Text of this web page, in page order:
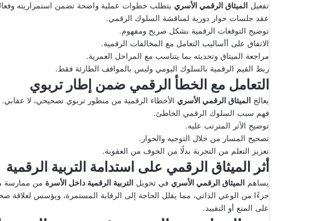
تفعيل الميثاق الرقمي الأسري يتطلب خطوات عملية واضحة تضمن استمراريته
عقد جلسات حوار دورية لمناقشة السلوك الرقمي.
توضيح التوقعات الرقمية بشكل صريح ومفهوم.
الاتفاق على أأساليب التعامل مع المخالفات الرقمية.
مراجعة الميثاق وتحديثه بما يتناسب مع المراحل العمرية.
ربط القيم الرقمية بالسلوك اليومي وليس بالمواقف الطارئة فقط.
التعامل مع الخطأ الرقمي ضمن إطار تربوي
يعالج الميثاق الرقمي الأسري الأخطاء الرقمية من منظور تربوي تصحيحي، لا
فهم سبب السلوك الرقمي الخاطئ.
توضيح الأثر المترتب عليه.
تصحيح المسار من خلال التوجيه والحوار.
تعزيز التعلم من التجربة بدلًا من الخوف من العقوبة.
أثر الميثاق الرقمي على استدامة التربية الرقمية
يساهم الميثاق الرقمي الأسري في تحويل التربية الرقمية داخل الأسرة من ممارسة
جزءًا من الوعي الذاتي، مما يقلل الحاجة إلى الرقابة المستمرة، ويؤسس لعلاقة
على المنع أو التقييد.